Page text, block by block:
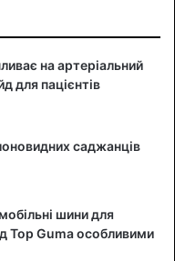
на артеріальний
для пацієнтів
саджанців
шини для
Top Guma особливими